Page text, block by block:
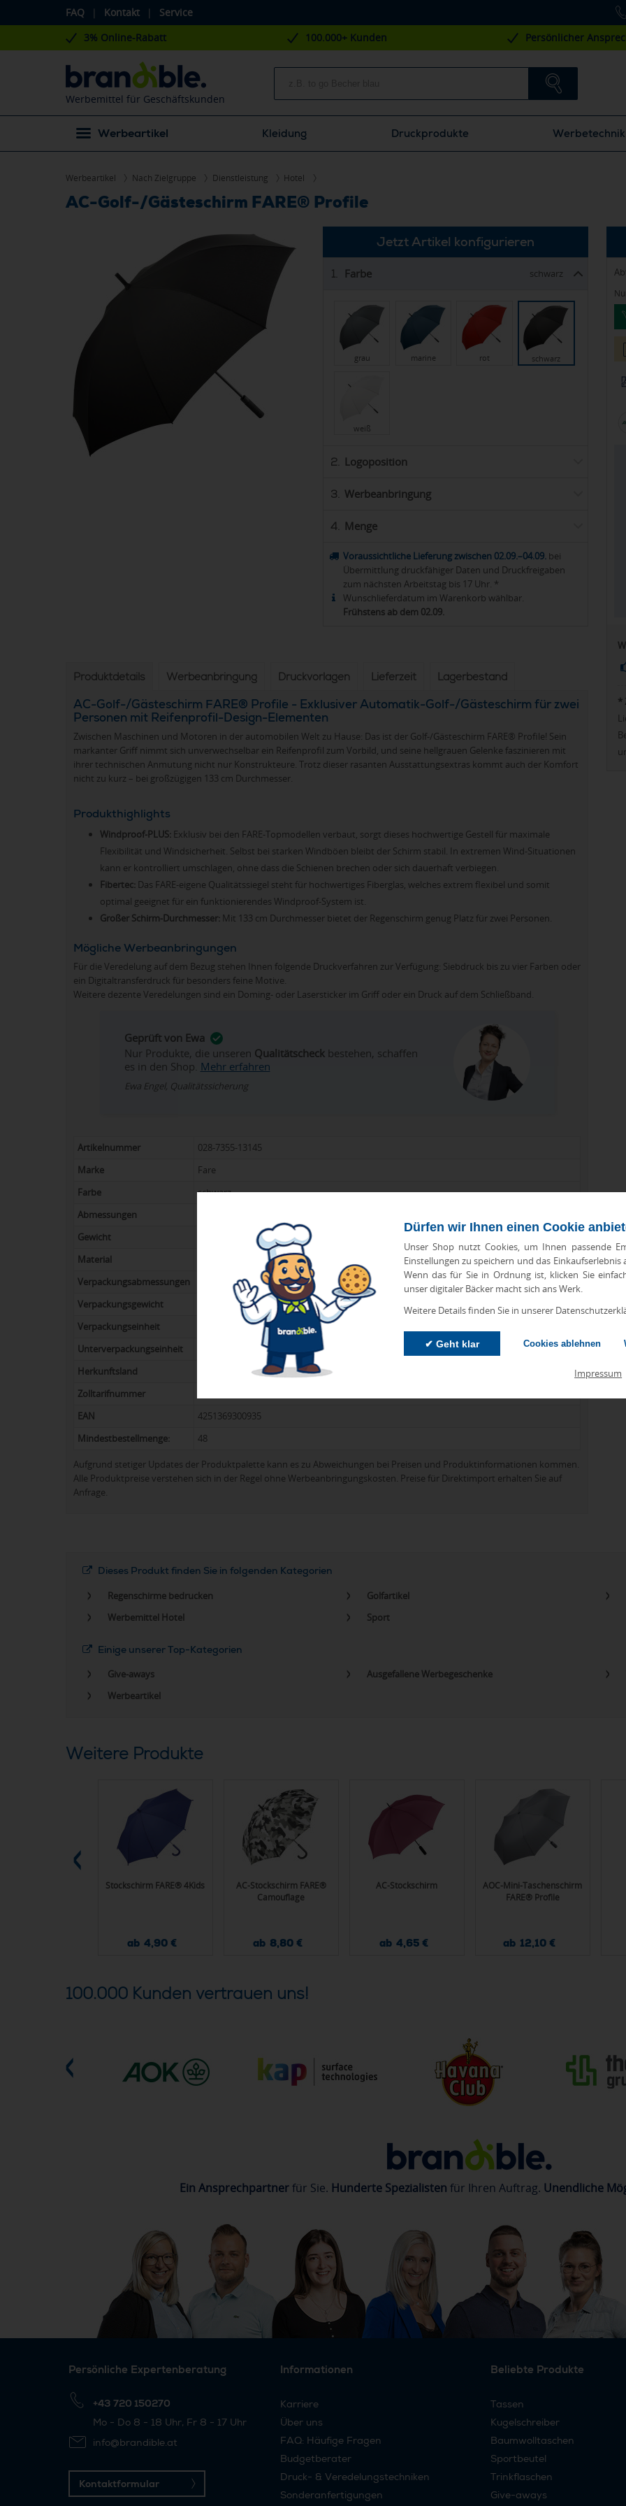
FAQ | Kontakt | Service
Dürfen wir Ihnen einen Cookie
Unser Shop nutzt Cookies, um Ihnen passende
Einstellungen zu speichern und das Einkaufserlebnis
Wenn das für Sie in Ordnung ist, klicken Sie
unser digitaler Bäcker macht sich ans Werk.
Weitere Details finden Sie in unserer
✔ Geht klar Cookies ablehnen
Impressum
3% Online-Rabatt 100.000+ Kunden Persönlicher
Werbemittel für Geschäftskunden
Werbeartikel Kleidung Druckprodukte Werbetechnik
Werbeartikel Nach Zielgruppe Dienstleistung Hotel
AC-Golf-/Gästeschirm FARE® Profile
Jetzt Artikel konfigurieren
1. Farbe schwarz
grau marine rot schwarz
weiß
2. Logoposition
3. Werbeanbringung
4. Menge
Voraussichtliche Lieferung zwischen 02.09.–04.09. bei
Übermittlung druckfähiger Daten und Druckfreigaben
zum nächsten Arbeitstag bis 17 Uhr. *
Wunschlieferdatum im Warenkorb wählbar.
Frühstens ab dem 02.09.
Produktdetails Werbeanbringung Druckvorlagen Lieferzeit Lagerbestand
AC-Golf-/Gästeschirm FARE® Profile - Exklusiver Automatik-Golf-/Gästeschirm für zwei
Personen mit Reifenprofil-Design-Elementen
Zwischen Maschinen und Motoren in der automobilen Welt zu Hause: Das ist der Golf-/Gästeschirm FARE® Profile! Sein
markanter Griff nimmt sich unverwechselbar ein Reifenprofil zum Vorbild, und seine hellgrauen Gelenke faszinieren mit
ihrer technischen Anmutung nicht nur Konstrukteure. Trotz dieser rasanten Ausstattungsextras kommt auch der Komfort
nicht zu kurz – bei großzügigen 133 cm Durchmesser.
Produkthighlights
Windproof-PLUS: Exklusiv bei den FARE-Topmodellen verbaut, sorgt dieses hochwertige Gestell für maximale
Flexibilität und Windsicherheit. Selbst bei starken Windböen bleibt der Schirm stabil. In extremen Wind-Situationen
kann er kontrolliert umschlagen, ohne dass die Schienen brechen oder sich dauerhaft verbiegen.
Fibertec: Das FARE-eigene Qualitätssiegel steht für hochwertiges Fiberglas, welches extrem flexibel und somit
optimal geeignet für ein funktionierendes Windproof-System ist.
Großer Schirm-Durchmesser: Mit 133 cm Durchmesser bietet der Regenschirm genug Platz für zwei Personen.
Mögliche Werbeanbringungen
Für die Veredelung auf dem Bezug stehen Ihnen folgende Druckverfahren zur Verfügung: Siebdruck bis zu vier Farben oder
ein Digitaltransferdruck für besonders feine Motive.
Weitere dezente Veredelungen sind ein Doming- oder Lasersticker im Griff oder ein Druck auf dem Schließband.
Geprüft von Ewa
Nur Produkte, die unseren Qualitätscheckbestehen, schaffen
es in den Shop. Mehr erfahren
Ewa Engel, Qualitätssicherung
Artikelnummer
028-7355-13145
Marke
Fare
Farbe
schwarz
Abmessungen
Gewicht
Material
Bezug: 100% Polyester- Pongee, Griff:Kunststoff, Fiberglas
Verpackungsabmessungen
101 x 20 x 14,5 cm (Versandkarton)
Verpackungsgewicht
Verpackungseinheit
Unterverpackungseinheit
Herkunftsland
Zolltarifnummer
EAN
4251369300935
Mindestbestellmenge:
48
Aufgrund stetiger Updates der Produktpalette kann es zu Abweichungen bei Preisen und Produktinformationen kommen.
Alle Produktpreise verstehen sich in der Regel ohne Werbeanbringungskosten. Preise für Direktimport erhalten Sie auf
Anfrage.
*
Dieses Produkt finden Sie in folgenden Kategorien
Regenschirme bedrucken
Golfartikel
Werbemittel Hotel
Sport
Einige unserer Top-Kategorien
Give-aways
Ausgefallene Werbegeschenke
Werbeartikel
Weitere Produkte
Stockschirm FARE® 4Kids
ab 4,90 €
AC-Stockschirm FARE®
Camouflage
ab 8,80 €
AC-Stockschirm
ab 4,65 €
AOC-Mini-Taschenschirm
FARE® Profile
ab 12,10 €
100.000 Kunden vertrauen uns!
Ein Ansprechpartnerfür Sie. Hunderte Spezialisten für Ihren Auftrag. Unendliche
Persönliche Expertenberatung
+43 720 150270
Mo - Do 8 - 18 Uhr, Fr 8 - 17 Uhr
info@brandible.at
Kontaktformular
Informationen
Karriere
Über uns
FAQ: Häufige Fragen
Budgetberater
Druck- & Veredelungstechniken
Sonderanfertigungen
Beliebte Produkte
Tassen
Kugelschreiber
Baumwolltaschen
Sportbeutel
Trinkflaschen
Give-aways